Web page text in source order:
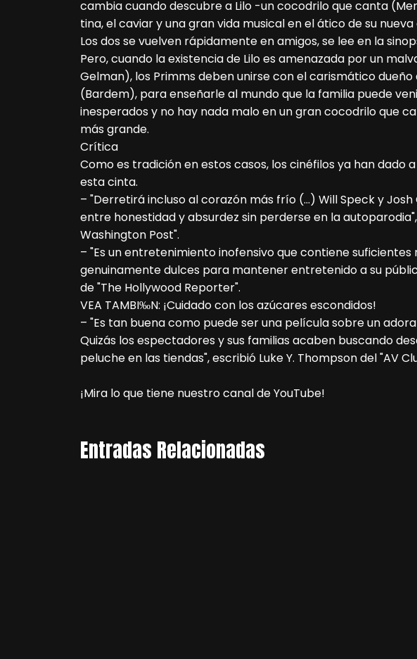
cambia cuando descubre a Lilo -un cocodrilo que canta
tina, el caviar y una gran vida musical en el ático de su nueva
Los dos se vuelven rápidamente en amigos, se lee en la
Pero, cuando la existencia de Lilo es amenazada por un
Gelman), los Primms deben unirse con el carismático dueño
(Bardem), para enseñarle al mundo que la familia puede
inesperados y no hay nada malo en un gran cocodrilo que
más grande.
Crítica
Como es tradición en estos casos, los cinéfilos ya han dado
esta cinta.
– "Derretirá incluso al corazón más frío (…) Will Speck y
entre honestidad y absurdez sin perderse en la
Washington Post".
– "Es un entretenimiento inofensivo que contiene
genuinamente dulces para mantener entretenido a su
de "The Hollywood Reporter".
VEA TAMBI‰N: ¡Cuidado con los azúcares escondidos!
– "Es tan buena como puede ser una película sobre un
Quizás los espectadores y sus familias acaben buscando
peluche en las tiendas", escribió Luke Y. Thompson del "AV
¡Mira lo que tiene nuestro canal de YouTube!
Entradas Relacionadas